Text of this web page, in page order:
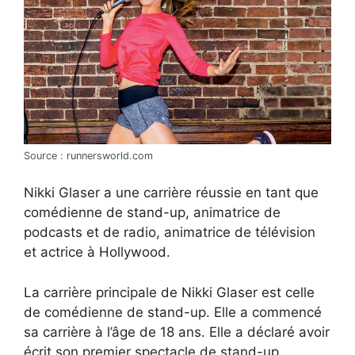
Source : runnersworld.com
Nikki Glaser a une carrière réussie en tant que
comédienne de stand-up, animatrice de
podcasts et de radio, animatrice de télévision
et actrice à Hollywood.
La carrière principale de Nikki Glaser est celle
de comédienne de stand-up. Elle a commencé
sa carrière à l’âge de 18 ans. Elle a déclaré avoir
écrit son premier spectacle de stand-up